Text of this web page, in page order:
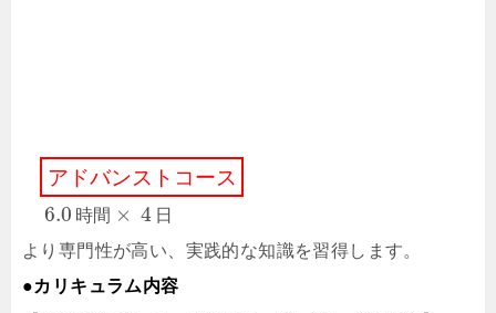
ア ドバンス ト コース
6.0 時間 × 4 ⽇
より専⾨性が⾼い、実践的な知識を習得します。
●カリキュラム内容